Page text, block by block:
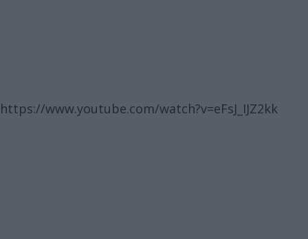
https://www.youtube.com/watch?v=eFsJ_IJZ2kk